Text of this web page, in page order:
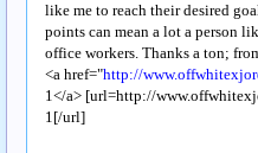
like me to reach their desired
points can mean a lot a person
office workers. Thanks a ton;
<a href="http://
1</a> [url=http://
1[/url]